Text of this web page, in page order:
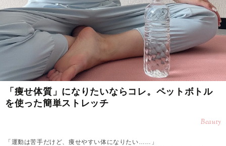
「痩せ体質」になりたいならコレ。ペットボトル
を使った簡単ストレッチ
Beauty
「運動は苦手だけど、痩せやすい体になりたい……」